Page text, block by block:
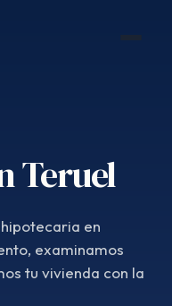
Teruel
en
examinamos
tu vivienda con la